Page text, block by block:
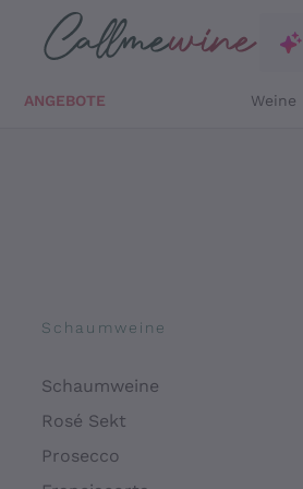
Zum Hauptinhalt springen
ANGEBOTE Weine
Schaumweine
Schaumweine
Rosé Sekt
Prosecco